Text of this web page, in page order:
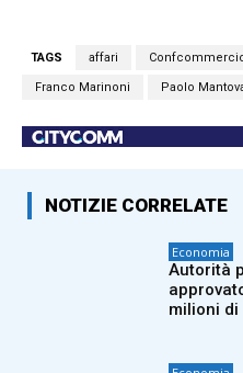
TAGS affari
Franco Marinoni Paolo
NOTIZIE CORRELATE
Economia
Autorità
milioni